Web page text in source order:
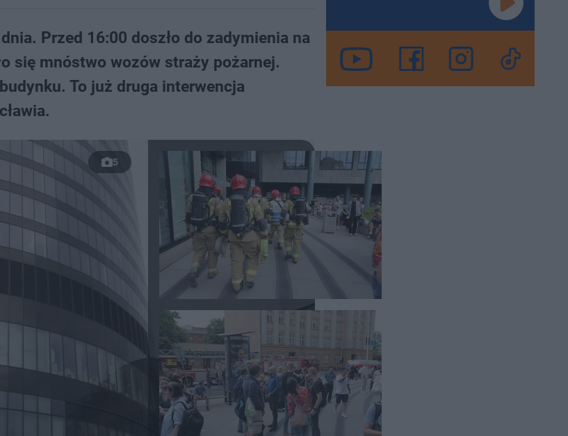
Przed 16:00 doszło do zadymienia na
się mnóstwo wozów straży pożarnej.
To już druga interwencja
5